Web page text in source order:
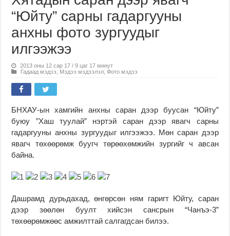
“Юйту” сарны гадаргууны
анхны фото зургуудыг
илгээжээ
2013 оны 12 сар 17 / 9 цаг 17 минут
Гадаад мэдээ
Мэдээ мэдээлэл ,Фото мэдээ
БНХАУ-ын хамгийн анхны саран дээр буусан “Юйту”
буюу ”Хаш туулай” нэртэй саран дээр явагч сарны
гадаргууны анхны зургуудыг илгээжээ. Мөн саран дээр
явагч төхөөрөмж буугч төрөөхөмжийн зургийг ч авсан
байна.
Дашрамд дурьдахад, өнгөрсөн ням гаригт Юйту, саран
дээр зөөлөн буулт хийсэн сансрын “Чанъэ-3”
төхөөрөмжөөс амжилттай салгагдсан билээ.